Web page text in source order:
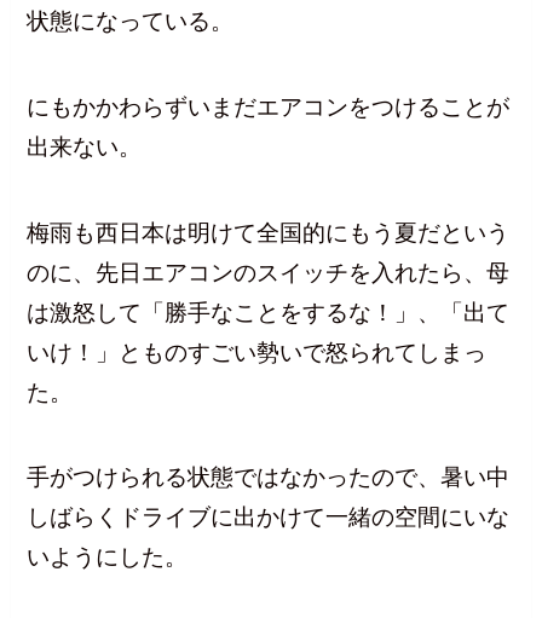
状態になっている。
にもかかわらずいまだエアコンをつけることが
出来ない。
梅雨も西日本は明けて全国的にもう夏だという
のに、先日エアコンのスイッチを入れたら、母
は激怒して「勝手なことをするな！」、「出て
いけ！」とものすごい勢いで怒られてしまっ
た。
手がつけられる状態ではなかったので、暑い中
しばらくドライブに出かけて一緒の空間にいな
いようにした。